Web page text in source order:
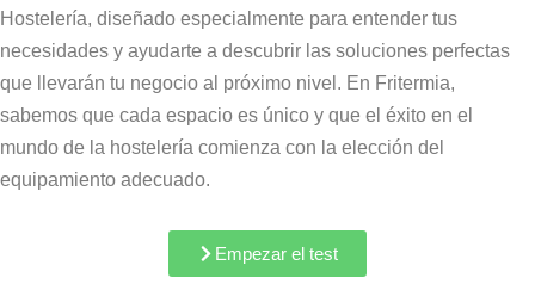
Hostelería, diseñado especialmente para entender tus
necesidades y ayudarte a descubrir las soluciones perfectas
que llevarán tu negocio al próximo nivel. En Fritermia,
sabemos que cada espacio es único y que el éxito en el
mundo de la hostelería comienza con la elección del
equipamiento adecuado.
Empezar el test